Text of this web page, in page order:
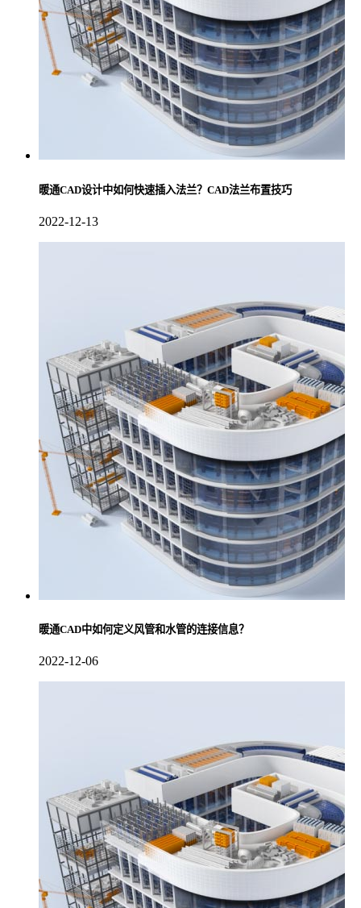
暖通CAD设计中如何快速插入法兰？CAD法兰布置技巧
2022-12-13
暖通CAD中如何定义风管和水管的连接信息？
2022-12-06